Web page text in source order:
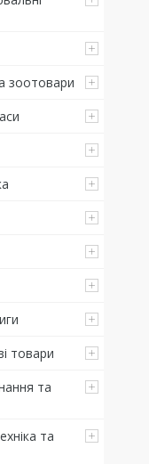
зоотовари
товари
та
та